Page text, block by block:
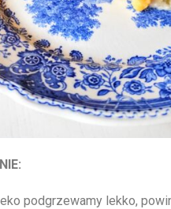
podgrzewamy lekko,